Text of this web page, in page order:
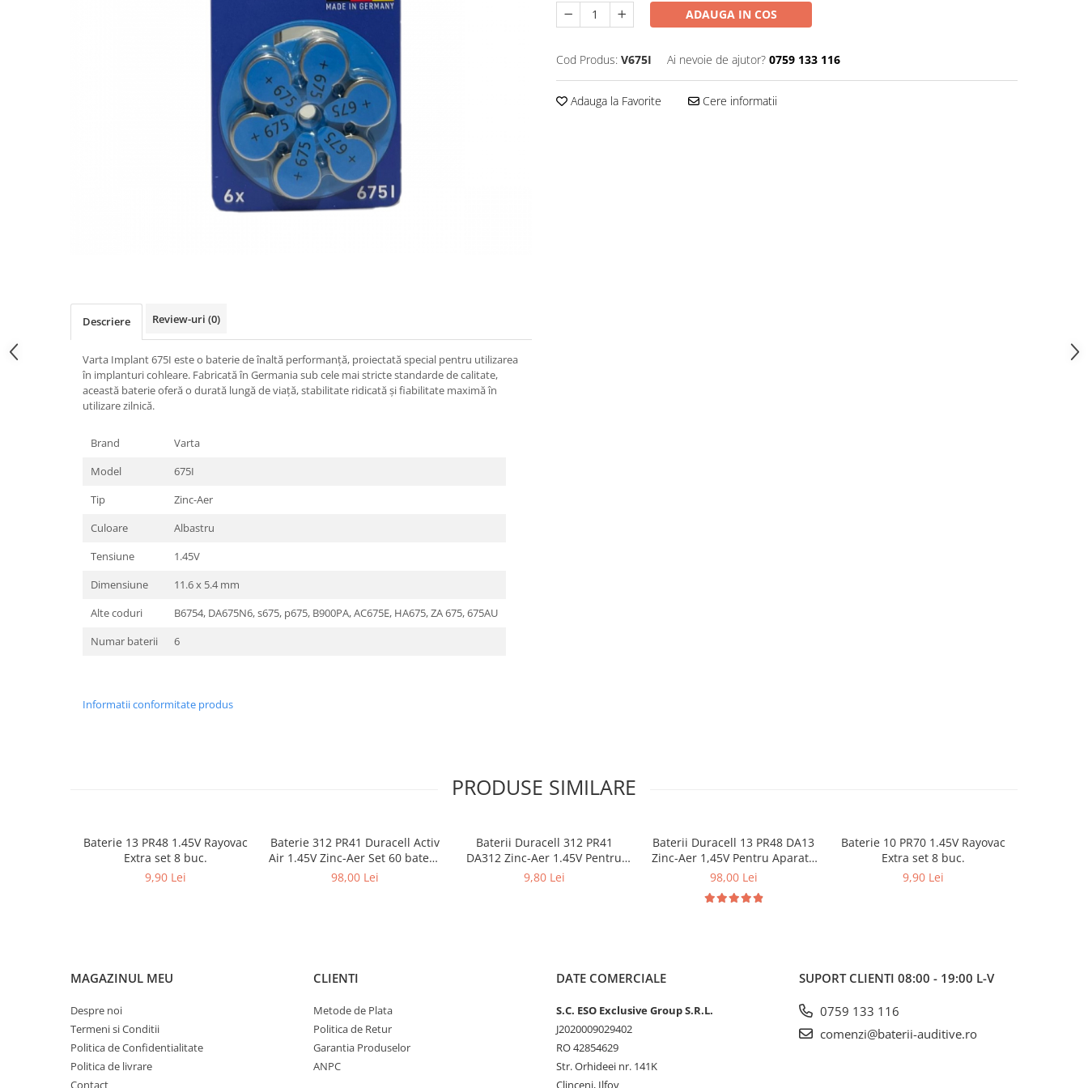
ADAUGA IN COS
Cod Produs: V675I Ai nevoie de ajutor? 0759 133 116
Adauga la Favorite Cere informatii
Descriere Review-uri (0)
Varta Implant 675I este o baterie de înaltă performanță, proiectată special pentru utilizarea
în implanturi cohleare. Fabricată în Germania sub cele mai stricte standarde de calitate,
această baterie oferă o durată lungă de viață, stabilitate ridicată și fiabilitate maximă în
utilizare zilnică.
Brand
Varta
Model
675I
Tip
Zinc-Aer
Culoare
Albastru
Tensiune
1.45V
Dimensiune
11.6 x 5.4 mm
Alte coduri
B6754, DA675N6, s675, p675, B900PA, AC675E, HA675, ZA 675, 675AU
Numar baterii
6
Informatii conformitate produs
PRODUSE SIMILARE
Baterie 13 PR48 1.45V Rayovac
Extra set 8 buc.
9,90 Lei
Baterie 312 PR41 Duracell Activ
Air 1.45V Zinc-Aer Set 60 baterii
pentru aparate auditive
98,00 Lei
Baterii Duracell 312 PR41
DA312 Zinc-Aer 1.45V Pentru
Aparate Auditive Set 6 Baterii
9,80 Lei
Baterii Duracell 13 PR48 DA13
Zinc-Aer 1,45V Pentru Aparate
Auditive Set 60 buc
98,00 Lei
Baterie 10 PR70 1.45V Rayovac
Extra set 8 buc.
9,90 Lei
MAGAZINUL MEU
Despre noi
Termeni si Conditii
Politica de Confidentialitate
Politica de livrare
Contact
CLIENTI
Metode de Plata
Politica de Retur
Garantia Produselor
ANPC
DATE COMERCIALE
S.C. ESO Exclusive Group S.R.L.
J2020009029402
RO 42854629
Str. Orhideei nr. 141K
Clinceni, Ilfov
SUPORT CLIENTI 08:00 - 19:00 L-V
0759 133 116
comenzi@baterii-auditive.ro